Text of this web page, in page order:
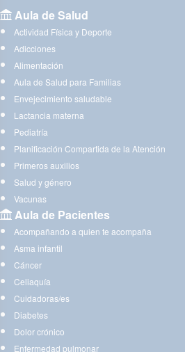
Aula de Salud
Actividad Física y Deporte
Adicciones
Alimentación
Aula de Salud para Familias
Envejecimiento saludable
Lactancia materna
Pediatría
Planificación Compartida de la Atención
Primeros auxilios
Salud y género
Vacunas
Aula de Pacientes
Acompañando a quien te acompaña
Asma infantil
Cáncer
Celiaquía
Cuidadoras/es
Diabetes
Dolor crónico
Enfermedad pulmonar